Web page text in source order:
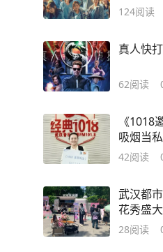
124阅读
真人快
62阅读
《1018
吸烟当私
42阅读
武汉都
花秀盛
28阅读